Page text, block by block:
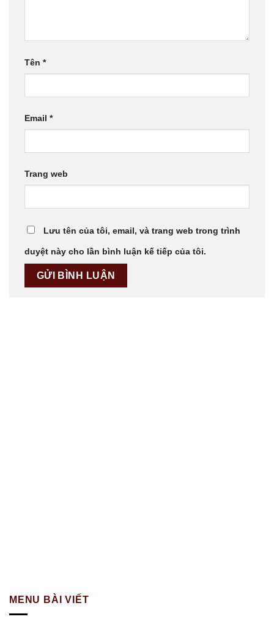
Tên *
Email *
Trang web
Lưu tên của tôi, email, và trang web trong trình
duyệt này cho lần bình luận kế tiếp của tôi.
MENU BÀI VIẾT